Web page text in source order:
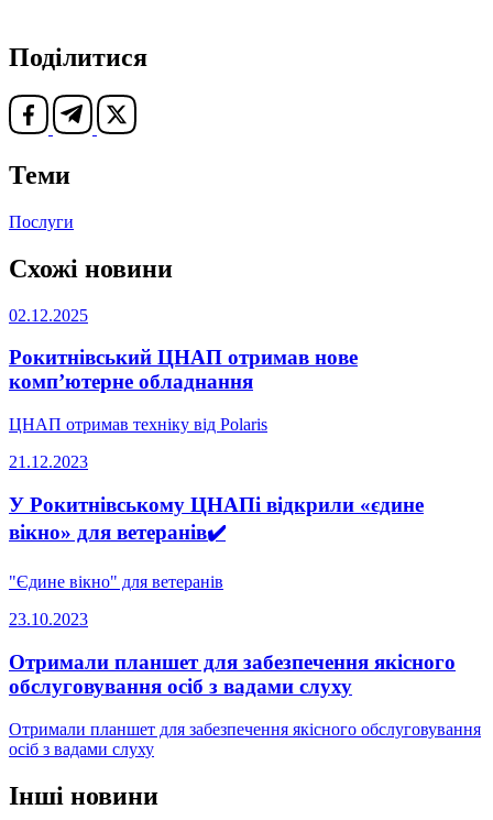
Поділитися
Теми
Послуги
Схожі новини
02.12.2025
Рокитнівський ЦНАП отримав нове
комп’ютерне обладнання
ЦНАП отримав техніку від Polaris
21.12.2023
У Рокитнівському ЦНАПі відкрили «єдине
вікно» для ветеранів✔️
"Єдине вікно" для ветеранів
23.10.2023
Отримали планшет для забезпечення якісного
обслуговування осіб з вадами слуху
Отримали планшет для забезпечення якісного обслуговування
осіб з вадами слуху
Інші новини